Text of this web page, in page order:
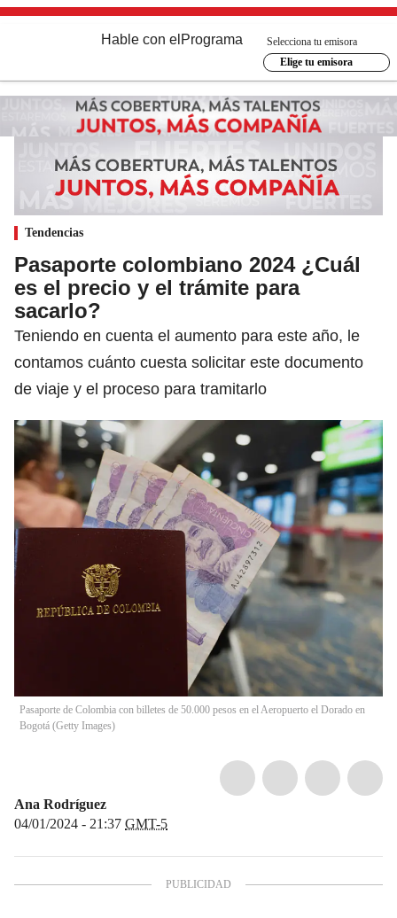
Hable con el Programa
Selecciona tu emisora
Elige tu emisora
Tendencias
Pasaporte colombiano 2024 ¿Cuál
es el precio y el trámite para
sacarlo?
Teniendo en cuenta el aumento para este año, le
contamos cuánto cuesta solicitar este documento
de viaje y el proceso para tramitarlo
Pasaporte de Colombia con billetes de 50.000 pesos en el Aeropuerto el Dorado en
Bogotá (Getty Images)
Ana Rodríguez
04/01/2024 - 21:37 GMT-5